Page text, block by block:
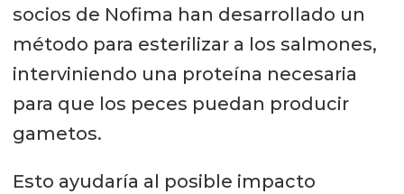
socios de Nofima han desarrollado un
método para esterilizar a los salmones,
interviniendo una proteína necesaria
para que los peces puedan producir
gametos.
Esto ayudaría al posible impacto